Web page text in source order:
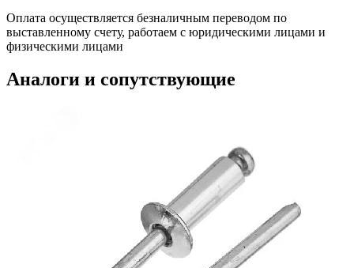
Оплата осуществляется безналичным переводом по
выставленному счету, работаем с юридическими лицами и
физическими лицами
Аналоги и сопутствующие